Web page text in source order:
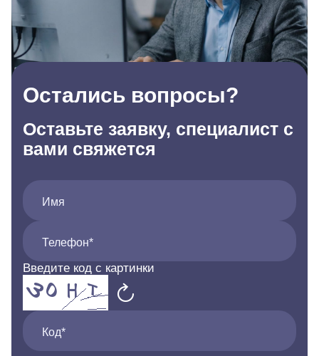
Остались вопросы?
Оставьте заявку, специалист с
вами свяжется
Имя
Телефон*
Введите код с картинки
Код*